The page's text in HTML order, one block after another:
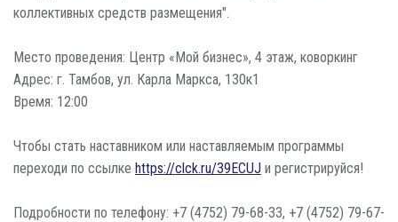
коллективных средств размещения".
Место проведения: Центр «Мой бизнес», 4 этаж, коворкинг
Адрес: г. Тамбов, ул. Карла Маркса, 130к1
Время: 12:00
Чтобы стать наставником или наставляемым программы
переходи по ссылке https://clck.ru/39ECUJ и регистрируйся!
Подробности по телефону: +7 (4752) 79-68-33, +7 (4752) 79-67-